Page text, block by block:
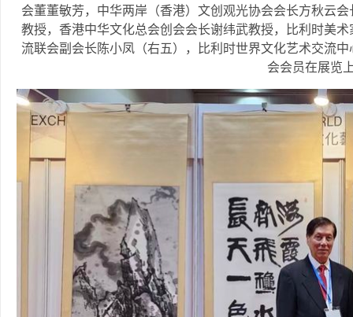
会董董敏芳，中华两岸（香港）文创观光协会会长方秋云
教授，香港中华文化总会创会会长谢纬武教授，比利时美
流联会副会长陈小凤（右五），比利时世界文化艺术交流
会会员在展览